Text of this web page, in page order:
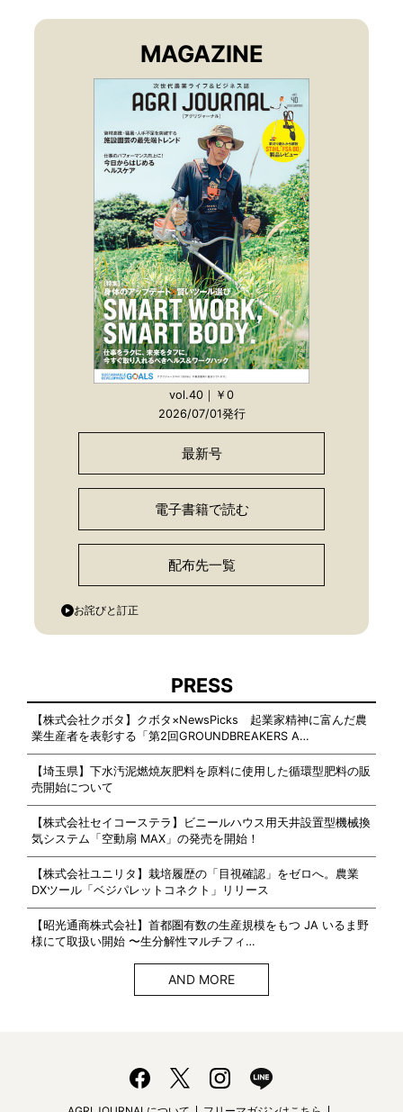
MAGAZINE
vol.40｜￥0
2026/07/01発行
最新号
電子書籍で読む
配布先一覧
お詫びと訂正
PRESS
【株式会社クボタ】クボタ×NewsPicks 起業家精神に富んだ農
業生産者を表彰する「第2回GROUNDBREAKERS A…
【埼玉県】下水汚泥燃焼灰肥料を原料に使用した循環型肥料の販
売開始について
【株式会社セイコーステラ】ビニールハウス用天井設置型機械換
気システム「空動扇 MAX」の発売を開始！
【株式会社ユニリタ】栽培履歴の「目視確認」をゼロへ。農業
DXツール「ベジパレットコネクト」リリース
【昭光通商株式会社】首都圏有数の生産規模をもつ JA いるま野
様にて取扱い開始 〜生分解性マルチフィ…
AND MORE